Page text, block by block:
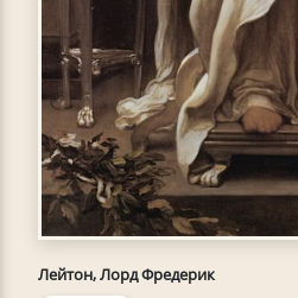
Лейтон, Лорд Фредерик